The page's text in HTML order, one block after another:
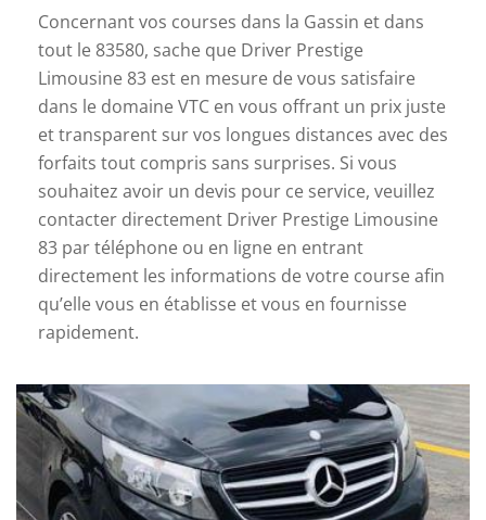
Concernant vos courses dans la Gassin et dans
tout le 83580, sache que Driver Prestige
Limousine 83 est en mesure de vous satisfaire
dans le domaine VTC en vous offrant un prix juste
et transparent sur vos longues distances avec des
forfaits tout compris sans surprises. Si vous
souhaitez avoir un devis pour ce service, veuillez
contacter directement Driver Prestige Limousine
83 par téléphone ou en ligne en entrant
directement les informations de votre course afin
qu’elle vous en établisse et vous en fournisse
rapidement.